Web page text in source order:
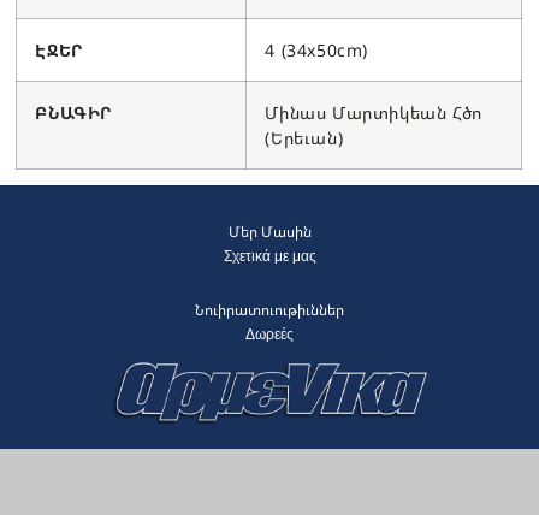
ԷՋԵՐ 4 (34x50cm)
ԲՆԱԳԻՐ
Մինաս Մարտիկեան Հծո
(Երեւան)
Մեր Մասին
Σχετικά με μας
Նուիրատուութիւններ
Δωρεές